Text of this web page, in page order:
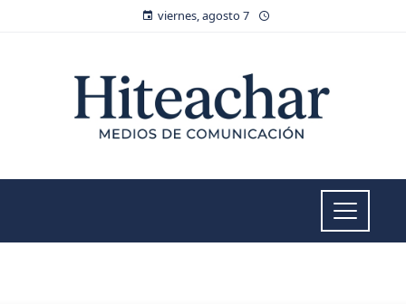
viernes, agosto 7